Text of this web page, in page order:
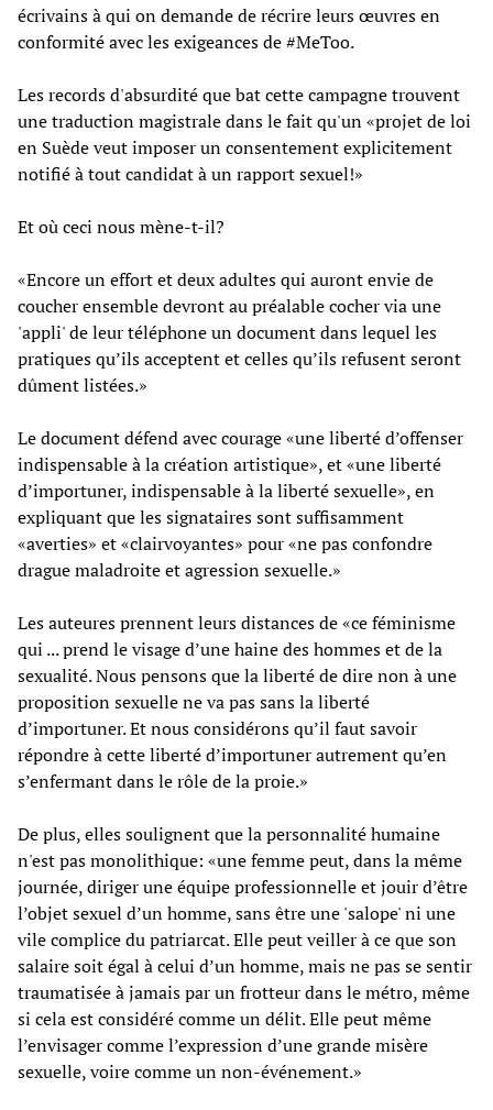
écrivains à qui on demande de récrire leurs œuvres en
conformité avec les exigeances de #MeToo.
Les records d'absurdité que bat cette campagne trouvent
une traduction magistrale dans le fait qu'un «projet de loi
en Suède veut imposer un consentement explicitement
notifié à tout candidat à un rapport sexuel!»
Et où ceci nous mène-t-il?
«Encore un effort et deux adultes qui auront envie de
coucher ensemble devront au préalable cocher via une
'appli' de leur téléphone un document dans lequel les
pratiques qu’ils acceptent et celles qu’ils refusent seront
dûment listées.»
Le document défend avec courage «une liberté d’offenser
indispensable à la création artistique», et «une liberté
d’importuner, indispensable à la liberté sexuelle», en
expliquant que les signataires sont suffisamment
«averties» et «clairvoyantes» pour «ne pas confondre
drague maladroite et agression sexuelle.»
Les auteures prennent leurs distances de «ce féminisme
qui ... prend le visage d’une haine des hommes et de la
sexualité. Nous pensons que la liberté de dire non à une
proposition sexuelle ne va pas sans la liberté
d’importuner. Et nous considérons qu’il faut savoir
répondre à cette liberté d’importuner autrement qu’en
s’enfermant dans le rôle de la proie.»
De plus, elles soulignent que la personnalité humaine
n'est pas monolithique: «une femme peut, dans la même
journée, diriger une équipe professionnelle et jouir d’être
l’objet sexuel d’un homme, sans être une 'salope' ni une
vile complice du patriarcat. Elle peut veiller à ce que son
salaire soit égal à celui d’un homme, mais ne pas se sentir
traumatisée à jamais par un frotteur dans le métro, même
si cela est considéré comme un délit. Elle peut même
l’envisager comme l’expression d’une grande misère
sexuelle, voire comme un non-événement.»